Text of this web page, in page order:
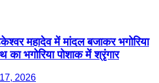
महादेव में मांदल बजाकर भगोरिया
भगोरिया पोशाक में श्रृंगार
2026